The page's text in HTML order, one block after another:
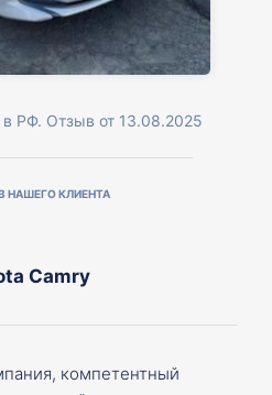
в РФ. Отзыв от 13.08.2025
НАШЕГО КЛИЕНТА
Camry
компетентный